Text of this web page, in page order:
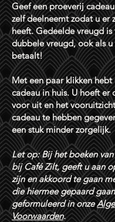
Geef een proeverij
zelf deelneemt zodat u er
heeft. Gedeelde vreugd
dubbele vreugd, ook als u
betaalt!
Met een paar klikken hebt
cadeau in huis. U hoeft er
voor uit en het
cadeau te hebben
een stuk minder zorgelijk.
Let op: Bij het boeken
bij Café Zilt, geeft u aan
zijn en akkoord te gaan
die hiermee gepaard
geformuleerd in onze
Voorwaarden.